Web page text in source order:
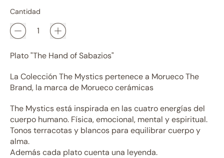
Cantidad
Plato "The Hand of Sabazios"
La Colección The Mystics pertenece a Morueco The
Brand, la marca de Morueco cerámicas
The Mystics está inspirada en las cuatro energías del
cuerpo humano. Física, emocional, mental y espiritual.
Tonos terracotas y blancos para equilibrar cuerpo y
alma.
Además cada plato cuenta una leyenda.